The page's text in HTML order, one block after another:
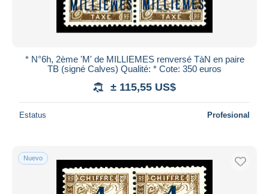
* N°6h, 2ème 'M' de MILLIEMES renversé TàN en paire
TB (signé Calves) Qualité: * Cote: 350 euros
± 115,55 US$
Estatus Profesional
Nuevo